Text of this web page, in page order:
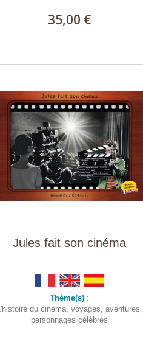
35,00 €
Jules fait son cinéma
Thème(s) :
L'histoire du cinéma, voyages, aventures,
personnages célèbres